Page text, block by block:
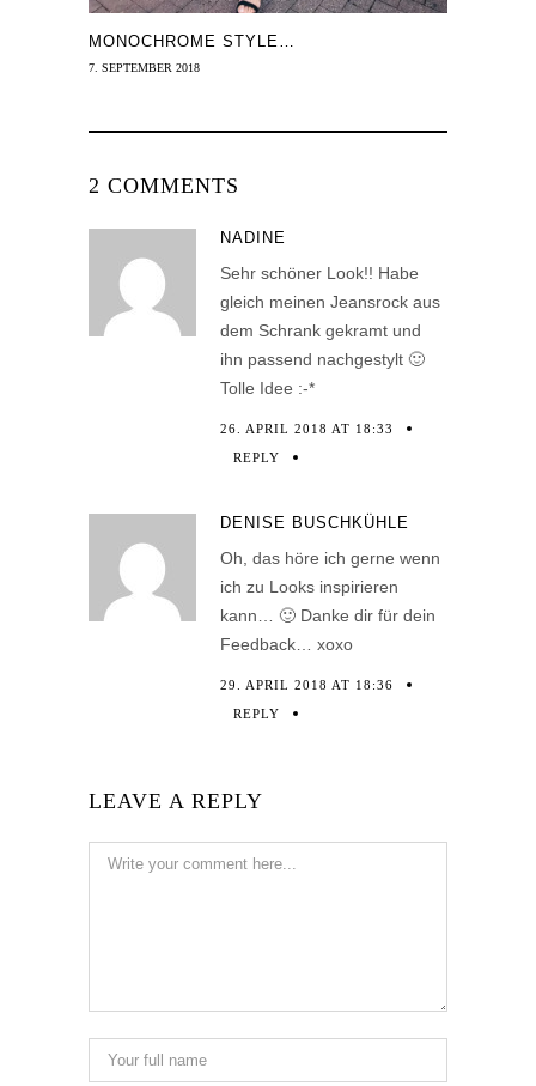
MONOCHROME STYLE…
7. SEPTEMBER 2018
2 COMMENTS
NADINE
Sehr schöner Look!! Habe
gleich meinen Jeansrock aus
dem Schrank gekramt und
ihn passend nachgestylt 🙂
Tolle Idee :-*
26. APRIL 2018 AT 18:33
REPLY
DENISE BUSCHKÜHLE
Oh, das höre ich gerne wenn
ich zu Looks inspirieren
kann… 🙂 Danke dir für dein
Feedback… xoxo
29. APRIL 2018 AT 18:36
REPLY
LEAVE A REPLY